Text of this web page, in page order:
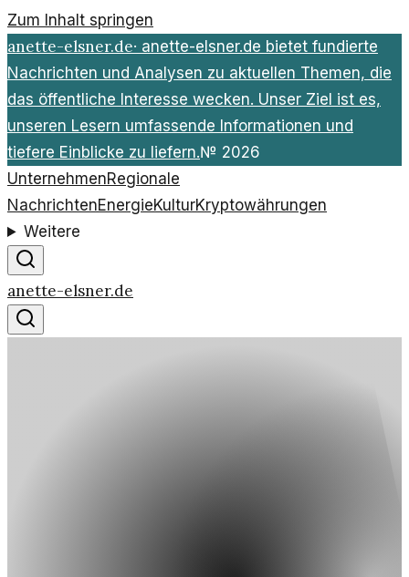
Zum Inhalt springen
anette-elsner.de· anette-elsner.de bietet fundierte
Nachrichten und Analysen zu aktuellen Themen, die
das öffentliche Interesse wecken. Unser Ziel ist es,
unseren Lesern umfassende Informationen und
tiefere Einblicke zu liefern.№ 2026
UnternehmenRegionale
NachrichtenEnergieKulturKryptowährungen
Weitere
anette-elsner.de